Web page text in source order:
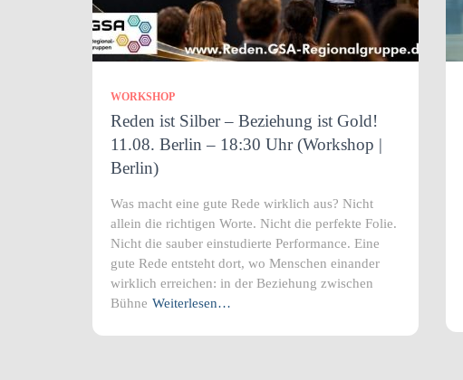
WORKSHOP
Reden ist Silber – Beziehung ist Gold!
11.08. Berlin – 18:30 Uhr (Workshop |
Berlin)
Was macht eine gute Rede wirklich aus? Nicht
allein die richtigen Worte. Nicht die perfekte Folie.
Nicht die sauber einstudierte Performance. Eine
gute Rede entsteht dort, wo Menschen einander
wirklich erreichen: in der Beziehung zwischen
Bühne Weiterlesen…